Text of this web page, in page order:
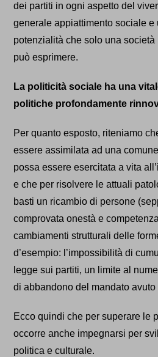
dei partiti in ogni aspetto del
generale appiattimento sociale e
potenzialità che solo una
può esprimere.
La politicità sociale ha una
politiche profondamente
Per quanto esposto, riteniamo
essere assimilata ad una
possa essere esercitata a vita
e che per risolvere le attuali
basti un ricambio di persone
comprovata onestà e
cambiamenti strutturali delle
d’esempio: l’impossibilità di
legge sui partiti, un limite al
di abbandono del mandato
Ecco quindi che per superare le
occorre anche impegnarsi per
politica e culturale.